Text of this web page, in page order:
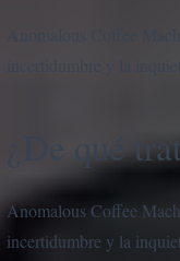
¿De qué
Anomalous Coffee
incertidumbre y la